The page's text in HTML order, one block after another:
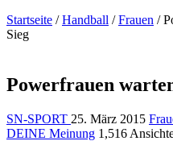
Startseite / Handball / Frauen /
Sieg
Powerfrauen
SN-SPORT 25. März 2015
DEINE Meinung 1,516